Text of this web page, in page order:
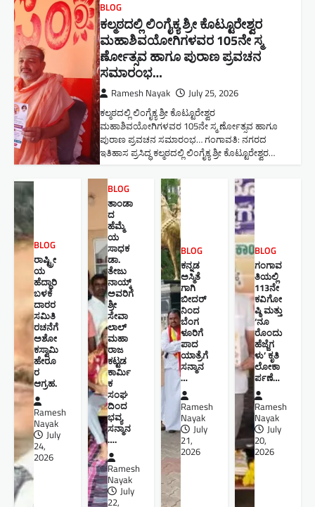
BLOG
ಕಲ್ಮಠದಲ್ಲಿ ಲಿಂಗೈಕ್ಯ ಶ್ರೀ ಕೊಟ್ಟೂರೇಶ್ವರ
ಮಹಾಶಿವಯೋಗಿಗಳವರ 105ನೇ ಸ್ಮ
ರ್ಣೋತ್ಸವ ಹಾಗೂ ಪುರಾಣ ಪ್ರವಚನ
ಸಮಾರಂಭ​…
Ramesh Nayak July 25, 2026
ಕಲ್ಮಠದಲ್ಲಿ ಲಿಂಗೈಕ್ಯ ಶ್ರೀ ಕೊಟ್ಟೂರೇಶ್ವರ
ಮಹಾಶಿವಯೋಗಿಗಳವರ 105ನೇ ಸ್ಮ ರ್ಣೋತ್ಸವ ಹಾಗೂ
ಪುರಾಣ ಪ್ರವಚನ ಸಮಾರಂಭ​… ಗಂಗಾವತಿ: ನಗರದ
ಇತಿಹಾಸ ಪ್ರಸಿದ್ಧ ಕಲ್ಮಠದಲ್ಲಿ ಲಿಂಗೈಕ್ಯ ಶ್ರೀ ಕೊಟ್ಟೂರೇಶ್ವರ…
BLOG
ರಾಷ್ಟ್ರೀ
ಯ
ಹೆದ್ದಾರಿ
ಬಳಕೆ
ದಾರರ
ಸಮಿತಿ
ರಚನೆಗೆ
ಅಶೋ
ಕಸ್ವಾಮಿ
ಹೇರೂ
ರ
ಆಗ್ರಹ.
Ramesh
Nayak
July
24,
2026
BLOG
ತಾಂಡಾ
ದ
ಹೆಮ್ಮೆ
ಯ
ಸಾಧಕ
ಡಾ.
ತೇಜು
ನಾಯ್ಕ್
ಅವರಿಗೆ
ಶ್ರೀ
ಸೇವಾ
ಲಾಲ್
ಮಹಾ
ರಾಜ
ಕಟ್ಟಡ
ಕಾರ್ಮಿ
ಕ
ಸಂಘ
ದಿಂದ
ಭವ್ಯ
ಸನ್ಮಾನ
….
Ramesh
Nayak
July
22,
BLOG
ಕನ್ನಡ
ಅಸ್ಮಿತೆ
ಗಾಗಿ
ಬೀದರ್
ನಿಂದ
ಬೆಂಗ
ಳೂರಿಗೆ
ಪಾದ
ಯಾತ್ರೆಗೆ
ಸನ್ಮಾನ
…
Ramesh
Nayak
July
21,
2026
BLOG
ಗಂಗಾವ
ತಿಯಲ್ಲಿ
113ನೇ
ಕವಿಗೋ
ಷ್ಠಿ ಮತ್ತು
‘ನೂ
ರೊಂದು
ಹೆಜ್ಜೆಗ
ಳು’ ಕೃತಿ
ಲೋಕಾ
ರ್ಪಣೆ…
Ramesh
Nayak
July
20,
2026